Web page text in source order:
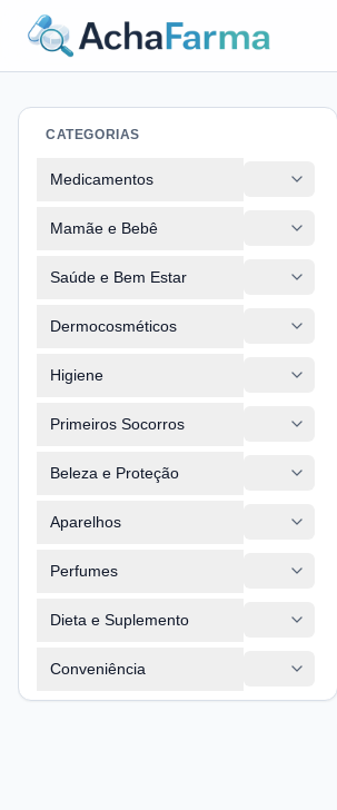
CATEGORIAS
Medicamentos
Mamãe e Bebê
Saúde e Bem Estar
Dermocosméticos
Higiene
Primeiros Socorros
Beleza e Proteção
Aparelhos
Perfumes
Dieta e Suplemento
Conveniência